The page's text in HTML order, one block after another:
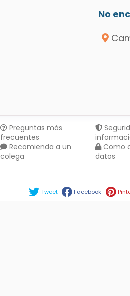
No
Preguntas más
frecuentes
Recomienda a un
colega
Como
datos
Tweet Facebook